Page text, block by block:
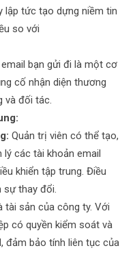
lập tức tạo dựng niềm tin
so với
bạn gửi đi là một cơ
cố nhận diện thương
và đối tác.
Quản trị viên có thể tạo,
lý các tài khoản email
khiển tập trung. Điều
sự thay đổi.
tài sản của công ty. Với
có quyền kiểm soát và
đảm bảo tính liên tục của